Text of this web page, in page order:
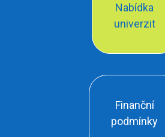
Nabídka
univerzit
Finanční
podmínky